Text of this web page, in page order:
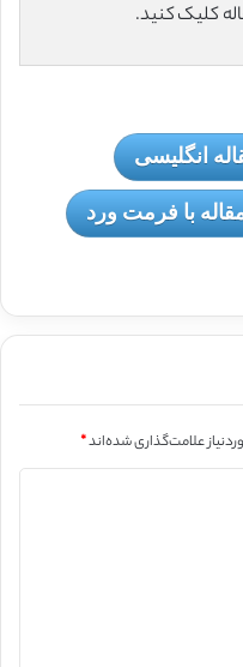
کلیک کنید.
انگلیسی
با فرمت ورد
علامت‌گذاری شده‌اند*